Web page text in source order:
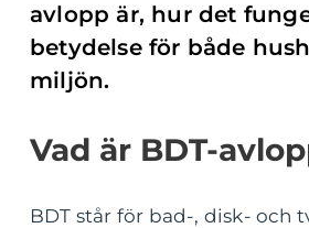
avlopp är, hur det
betydelse för både
miljön.
Vad är BDT-
BDT står för bad-, disk- och